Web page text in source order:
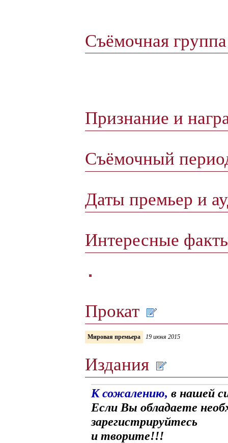
Съёмочная
Признание и
Съёмочный
Даты премьер и
Интересные
Прокат
Мировая премьера 19 июня 2015
Издания
К сожалению, в нашей
Если Вы обладаете
зарегистрируйтесь
и творите!!!